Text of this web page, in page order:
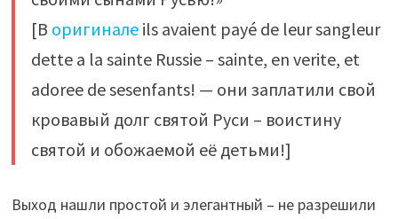
[В оригиналеils avaient payé de leur sangleur
dette a la sainte Russie – sainte, en verite, et
adoree de sesenfants! — они заплатили свой
кровавый долг святой Руси – воистину
святой и обожаемой её детьми!]
Выход нашли простой и элегантный – не разрешили